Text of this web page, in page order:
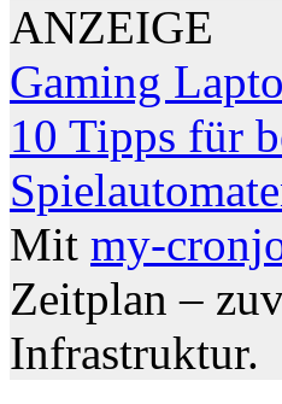
ANZEIGE
Gaming
10 Tipps für
Mit my-
Zeitplan –
Infrastruktur.